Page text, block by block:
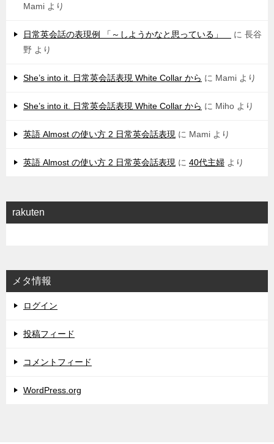
Mami より
日常英会話の表現例 「～しようかなと思っている」 に 長谷
野 より
She’s into it. 日常英会話表現 White Collar から に Mami より
She’s into it. 日常英会話表現 White Collar から に Miho より
英語 Almost の使い方 2 日常英会話表現 に Mami より
英語 Almost の使い方 2 日常英会話表現 に 40代主婦 より
rakuten
メタ情報
ログイン
投稿フィード
コメントフィード
WordPress.org